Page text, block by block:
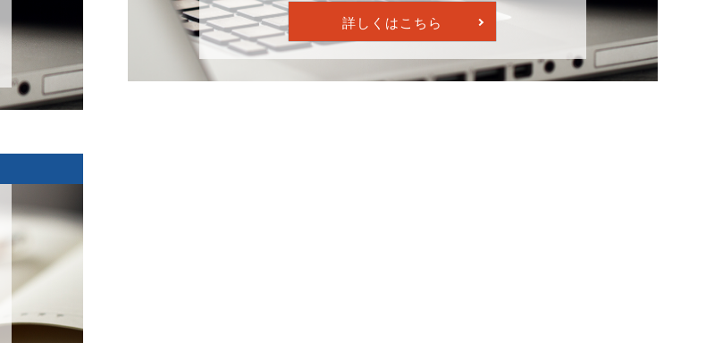
詳しくはこちら